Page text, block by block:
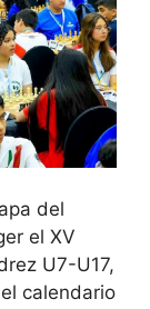
del
el XV
U7-U17,
calendario